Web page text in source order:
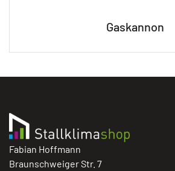
Gaskannon
Fabian Hoffmann
Braunschweiger Str. 7